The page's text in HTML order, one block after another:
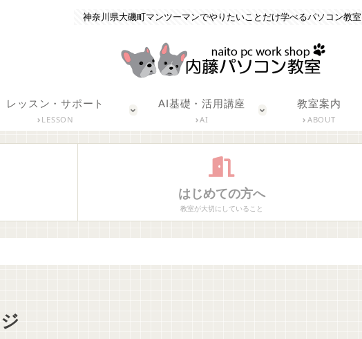
神奈川県大磯町マンツーマンでやりたいことだけ学べるパソコン教室
レッスン・サポート
LESSON
AI基礎・活用講座
AI
教室案内
ABOUT
はじめての方へ
教室が大切にしていること